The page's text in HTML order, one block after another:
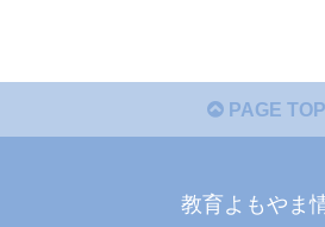
PAGE TOP
教育よもやま